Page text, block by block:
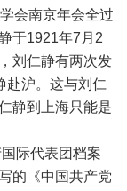
会南京年会全过
于1921年7月2
刘仁静有两次发
赴沪。这与刘仁
静到上海只能是
际代表团档案
的《中国共产党